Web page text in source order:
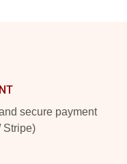
secure payment
Stripe)